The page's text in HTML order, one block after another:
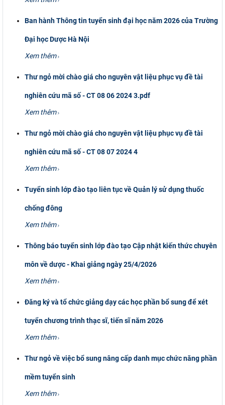
Ban hành Thông tin tuyển sinh đại học năm 2026 của Trường
Đại học Dược Hà Nội
Xem thêm
Thư ngỏ mời chào giá cho nguyên vật liệu phục vụ đề tài
nghiên cứu mã số - CT 08 06 2024 3.pdf
Xem thêm
Thư ngỏ mời chào giá cho nguyên vật liệu phục vụ đề tài
nghiên cứu mã số - CT 08 07 2024 4
Xem thêm
Tuyển sinh lớp đào tạo liên tục về Quản lý sử dụng thuốc
chống đông
Xem thêm
Thông báo tuyển sinh lớp đào tạo Cập nhật kiến thức chuyên
môn về dược - Khai giảng ngày 25/4/2026
Xem thêm
Đăng ký và tổ chức giảng dạy các học phần bổ sung để xét
tuyển chương trình thạc sĩ, tiến sĩ năm 2026
Xem thêm
Thư ngỏ về việc bổ sung nâng cấp danh mục chức năng phần
mềm tuyển sinh
Xem thêm